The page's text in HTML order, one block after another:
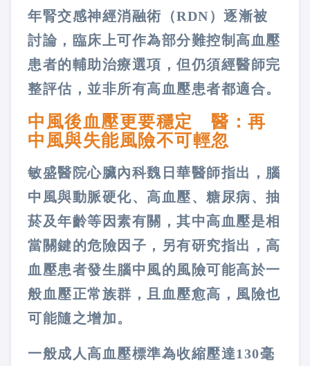
年腎交感神經消融術（RDN）逐漸被
討論，臨床上可作為部分難控制高血壓
患者的輔助治療選項，但仍須經醫師完
整評估，並非所有高血壓患者都適合。
中風後血壓更要穩定 醫：再
中風與失能風險不可輕忽
敏盛醫院心臟內科魏日華醫師指出，腦
中風與動脈硬化、高血壓、糖尿病、抽
菸及年齡等因素有關，其中高血壓是相
當關鍵的危險因子，另有研究指出，高
血壓患者發生腦中風的風險可能高於一
般血壓正常族群，且血壓愈高，風險也
可能隨之增加。
一般成人高血壓標準為收縮壓達130毫